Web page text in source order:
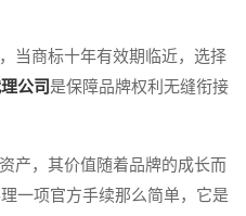
商标十年有效期临近，选择
公司 是保障品牌权利无缝衔接
，其价值随着品牌的成长而
一项官方手续那么简单，它是